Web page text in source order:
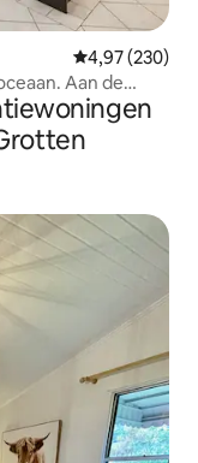
Gemiddelde
4,97 (230)
Aan de